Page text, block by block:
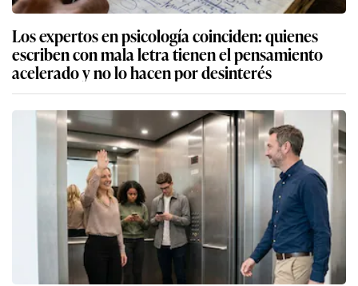
Los expertos en psicología coinciden: quienes
escriben con mala letra tienen el pensamiento
acelerado y no lo hacen por desinterés